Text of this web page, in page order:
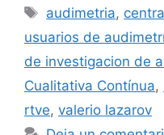
Etiquetas
audimetria,
usuarios de
de investigacion de
Cualitativa Contínua,
rtve, valerio lazarov